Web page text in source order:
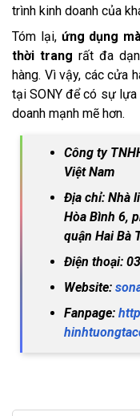
trình kinh doanh của
Tóm lại, ứng dụng
thời trang rất đa
hàng. Vì vậy, các cửa
tại SONY để có sự
doanh mạnh mẽ hơn.
Công ty
Việt Nam
Địa chỉ: Nhà
Hòa Bình 6,
quận Hai Bà
Điện thoại:
Website:
Fanpage: